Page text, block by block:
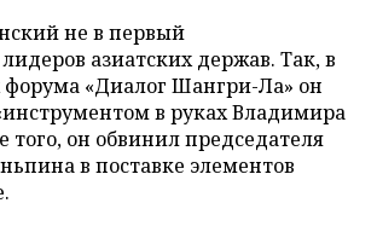
не в первый
лидеров азиатских держав. Так, в
«Диалог Шангри-Ла» он
в руках Владимира
того, он обвинил председателя
в поставке элементов